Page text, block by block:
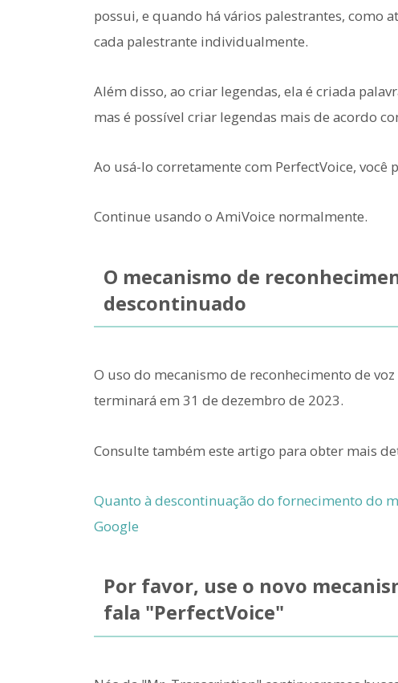
possui, e quando há vários palestrantes, como
cada palestrante individualmente.
Além disso, ao criar legendas, ela é criada
mas é possível criar legendas mais de acordo
Ao usá-lo corretamente com PerfectVoice,
Continue usando o AmiVoice normalmente.
O mecanismo de
descontinuado
O uso do mecanismo de reconhecimento de
terminará em 31 de dezembro de 2023.
Consulte também este artigo para obter mais
Quanto à descontinuação do fornecimento do
Google
Por favor, use o novo
fala "PerfectVoice"